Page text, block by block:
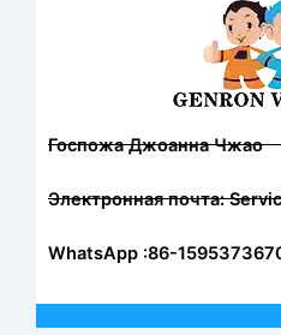
Госпожа Джоанна Чжао
Электронная почта:
WhatsApp :86-